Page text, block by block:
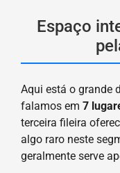
Espaço
Aqui está o grande
falamos em 7
terceira fileira
algo raro neste
geralmente serve